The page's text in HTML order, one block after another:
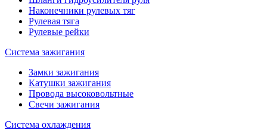
Наконечники рулевых тяг
Рулевая тяга
Рулевые рейки
Система зажигания
Замки зажигания
Катушки зажигания
Провода высоковольтные
Свечи зажигания
Система охлаждения